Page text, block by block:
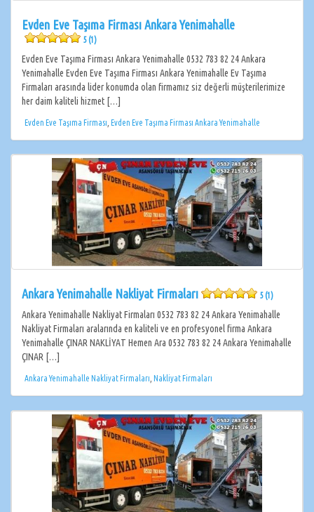
Evden Eve Taşıma Firması Ankara Yenimahalle
5 (1)
Evden Eve Taşıma Firması Ankara Yenimahalle 0532 783 82 24 Ankara
Yenimahalle Evden Eve Taşıma Firması Ankara Yenimahalle Ev Taşıma
Firmaları arasında lider konumda olan firmamız siz değerli müşterilerimize
her daim kaliteli hizmet […]
Evden Eve Taşıma Firması Evden Eve Taşıma Firması Ankara Yenimahalle
Ankara Yenimahalle Nakliyat Firmaları 5 (1)
Ankara Yenimahalle Nakliyat Firmaları 0532 783 82 24 Ankara Yenimahalle
Nakliyat Firmaları aralarında en kaliteli ve en profesyonel firma Ankara
Yenimahalle ÇINAR NAKLİYAT Hemen Ara 0532 783 82 24 Ankara Yenimahalle
ÇINAR […]
Ankara Yenimahalle Nakliyat Firmaları Nakliyat Firmaları